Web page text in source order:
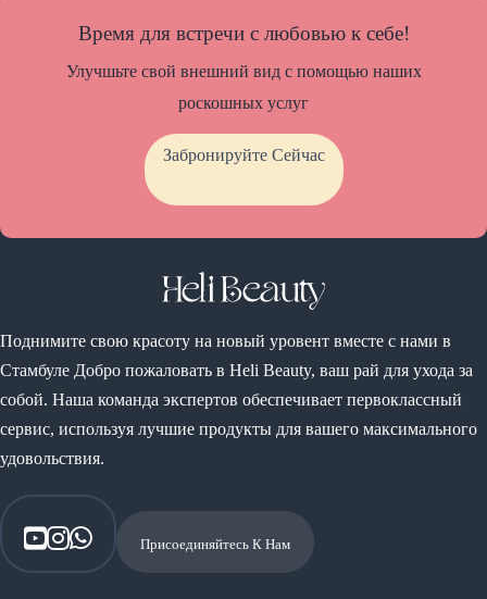
Время для встречи с любовью к себе!
Улучшьте свой внешний вид с помощью наших
роскошных услуг
Забронируйте Сейчас
Поднимите свою красоту на новый уровент вместе с нами в
Стамбуле Добро пожаловать в Heli Beauty, ваш рай для ухода за
собой. Наша команда экспертов обеспечивает первоклассный
сервис, используя лучшие продукты для вашего максимального
удовольствия.
Присоединяйтесь К Нам